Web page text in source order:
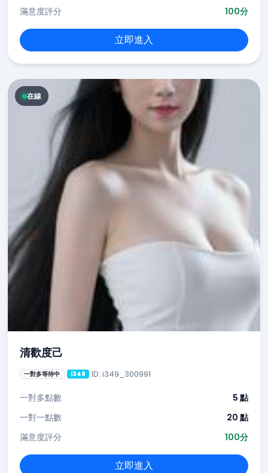
滿意度評分
100分
立即進入
在線
清歡度己
一對多等待中 i349 ID: i349_300991
一對多點數
5 點
一對一點數
20 點
滿意度評分
100分
立即進入